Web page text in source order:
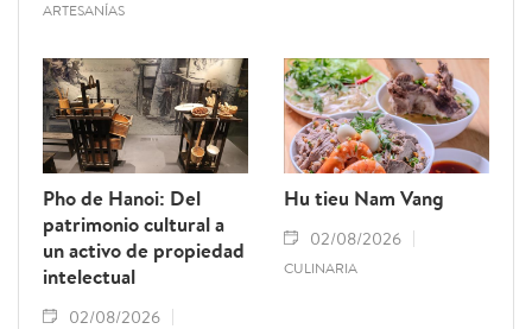
ARTESANÍAS
Pho de Hanoi: Del
patrimonio cultural a
un activo de propiedad
intelectual
02/08/2026
Hu tieu Nam Vang
02/08/2026
CULINARIA